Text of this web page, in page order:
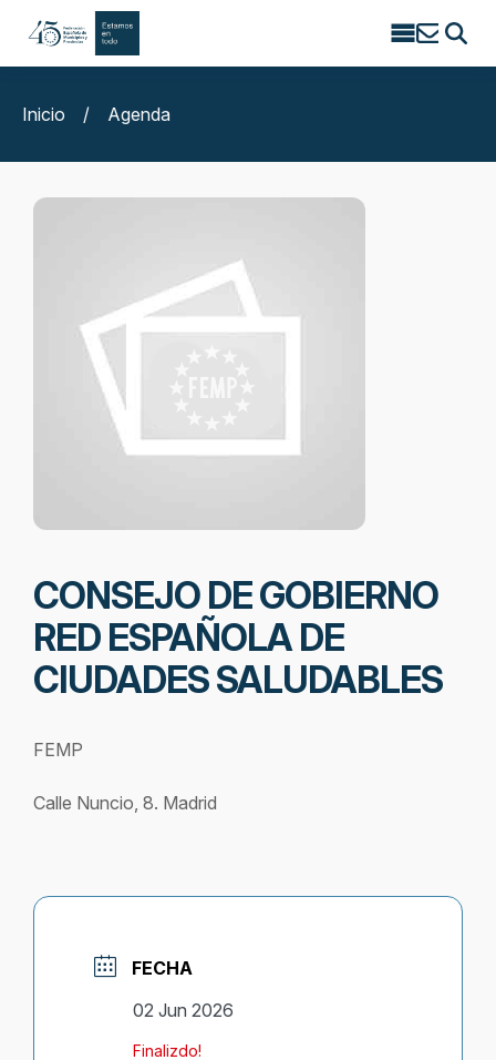
Search
Inicio
/ Agenda
CONSEJO DE GOBIERNO
RED ESPAÑOLA DE
CIUDADES SALUDABLES
FEMP
Calle Nuncio, 8. Madrid
FECHA
02 Jun 2026
Finalizdo!